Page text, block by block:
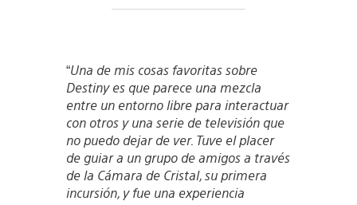
“Una de mis cosas favoritas sobre
Destiny es que parece una mezcla
entre un entorno libre para interactuar
con otros y una serie de televisión que
no puedo dejar de ver. Tuve el placer
de guiar a un grupo de amigos a través
de la Cámara de Cristal, su primera
incursión, y fue una experiencia